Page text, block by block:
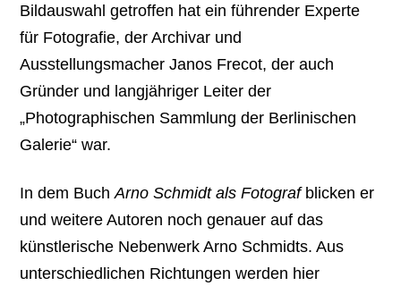
Bildauswahl getroffen hat ein führender Experte
für Fotografie, der Archivar und
Ausstellungsmacher Janos Frecot, der auch
Gründer und langjähriger Leiter der
„Photographischen Sammlung der Berlinischen
Galerie“ war.
In dem BuchArno Schmidt als Fotografblicken er
und weitere Autoren noch genauer auf das
künstlerische Nebenwerk Arno Schmidts. Aus
unterschiedlichen Richtungen werden hier